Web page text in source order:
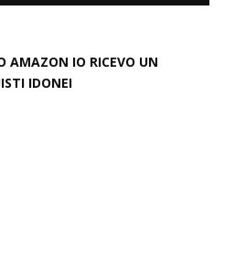
AMAZON IO RICEVO UN
IDONEI